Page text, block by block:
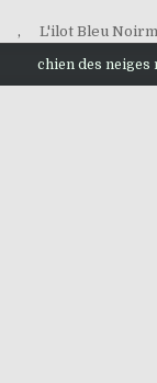
, L'ilot Bleu
chien des neiges